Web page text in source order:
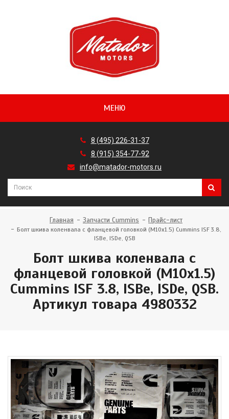
МЕНЮ
8 (495) 226-31-37
8 (915) 354-77-92
info@matador-motors.ru
Главная Запчасти Cummins Прайс-лист
Болт шкива коленвала с фланцевой головкой (M10x1.5) Cummins ISF 3.8,
ISBe, ISDe, QSB
Болт шкива коленвала с
фланцевой головкой (M10x1.5)
Cummins ISF 3.8, ISBe, ISDe, QSB.
Артикул товара 4980332